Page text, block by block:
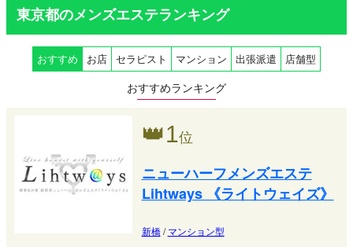
東京都のメンズエステランキング
おすすめ お店 セラピスト マンション 出張派遣 店舗型
おすすめランキング
👑1位
ニューハーフメンズエステ
Lihtways 《ライトウェイズ》
新橋/マンション型